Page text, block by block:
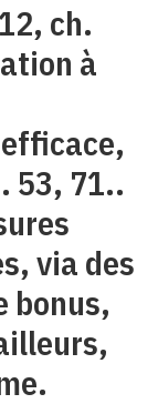
ch.
à
53, 71..
via des
bonus,